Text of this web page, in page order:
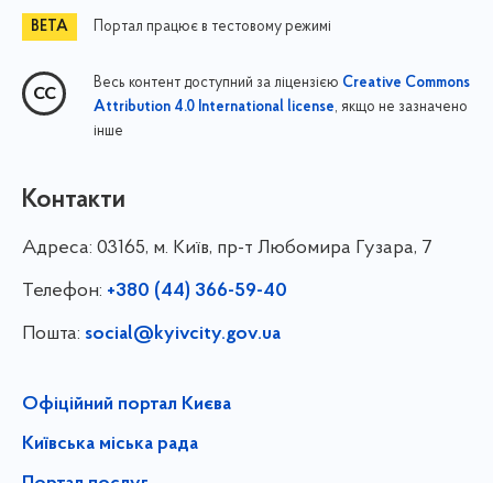
Портал працює в тестовому режимі
Весь контент доступний за ліцензією Creative Commons
Attribution 4.0 International license, якщо не зазначено
інше
Контакти
Адреса: 03165, м. Київ, пр-т Любомира Гузара, 7
Телефон: +380 (44) 366-59-40
Пошта: social@kyivcity.gov.ua
Офіційний портал Києва
Київська міська рада